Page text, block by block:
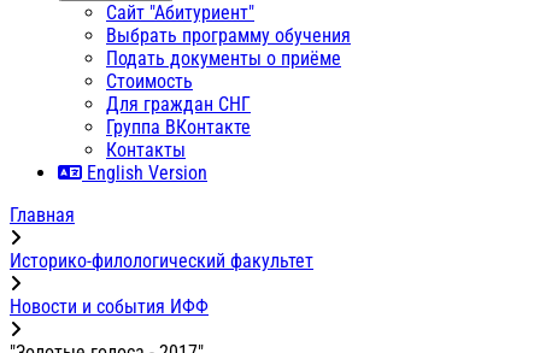
Сайт "Абитуриент"
Выбрать программу обучения
Подать документы о приёме
Стоимость
Для граждан СНГ
Группа ВКонтакте
Контакты
English Version
Главная
Историко-филологический факультет
Новости и события ИФФ